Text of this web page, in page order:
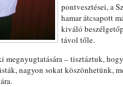
pontvesztései, a
hamar átcsapott
kiváló
távol tőle.
– tisztáztuk,
nagyon sokat köszönhetünk,